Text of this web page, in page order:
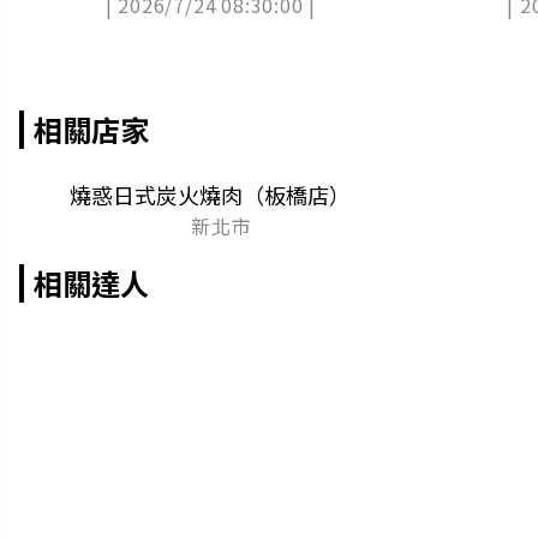
旅宿（中獎更新）
相關店家
燒惑日式炭火燒肉（板橋店）
新北市
相關達人